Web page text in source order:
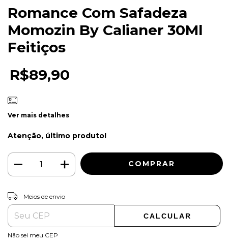
Romance Com Safadeza
Momozin By Calianer 30Ml
Feitiços
R$89,90
Ver mais detalhes
Atenção, último produto!
Entregas para o CEP:
Meios de envio
CALCULAR
Não sei meu CEP